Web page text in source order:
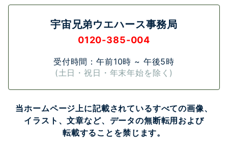
宇宙兄弟ウエハース事務局
0120-385-004
受付時間：午前10時 ~ 午後5時
(土日・祝日・年末年始を除く)
当ホームページ上に記載されているすべての画像、
イラスト、文章など、 データの無断転用および
転載することを禁じます。